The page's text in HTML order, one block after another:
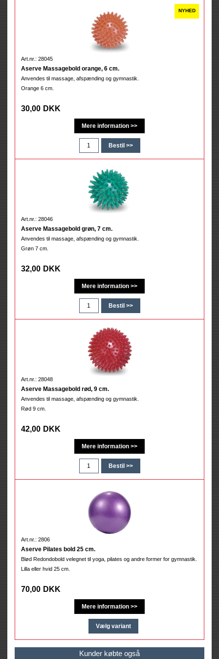
Art.nr.: 28045
Aserve Massagebold orange, 6 cm.
Anvendes til massage, afspænding og gymnastik.
Orange 6 cm.
30,00 DKK
Art.nr.: 28046
Aserve Massagebold grøn, 7 cm.
Anvendes til massage, afspænding og gymnastik.
Grøn 7 cm.
32,00 DKK
Art.nr.: 28048
Aserve Massagebold rød, 9 cm.
Anvendes til massage, afspænding og gymnastik.
Rød 9 cm.
42,00 DKK
Art.nr.: 2806
Aserve Pilates bold 25 cm.
Blød Redondobold velegnet til yoga, pilates og andre former for gymnastik.
Lilla eller hvid 25 cm.
70,00 DKK
Kunder købte også